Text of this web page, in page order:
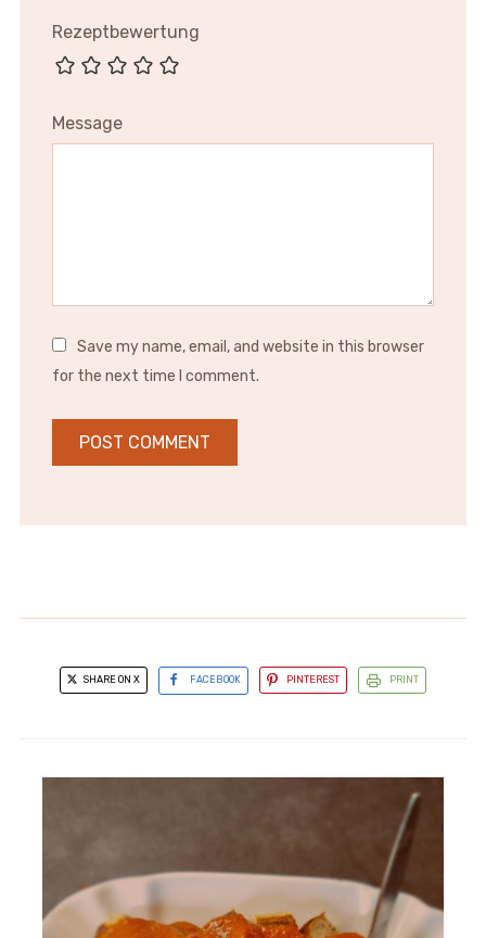
Rezeptbewertung
Message
Save my name, email, and website in this browser
for the next time I comment.
SHARE ON X FACEBOOK PINTEREST PRINT